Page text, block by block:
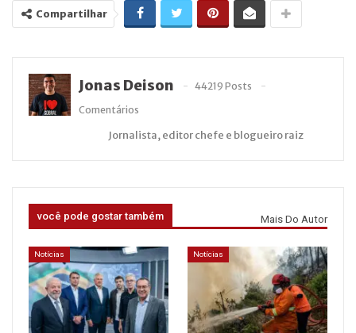
Compartilhar
Jonas Deison
44219 Posts
Comentários
Jornalista, editor chefe e blogueiro raiz
você pode gostar também Mais Do Autor
Notícias Notícias